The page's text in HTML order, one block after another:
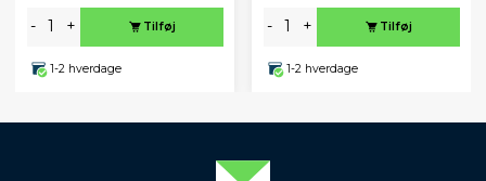
- + Tilføj
1-2 hverdage
- + Tilføj
1-2 hverdage